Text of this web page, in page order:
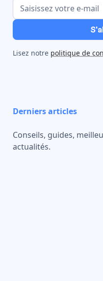
Lisez notre politique de
Derniers articles
Conseils, guides,
actualités.